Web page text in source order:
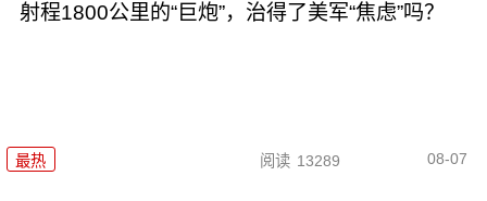
射程1800公里的“巨炮”，治得了美军“焦虑”吗？
最热 阅读 13289 08-07